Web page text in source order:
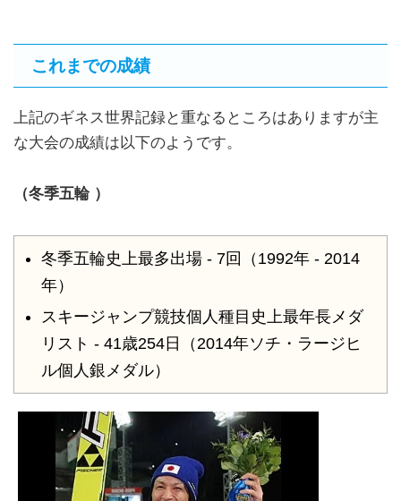
これまでの成績
上記のギネス世界記録と重なるところはありますが主
な大会の成績は以下のようです。
（冬季五輪 ）
冬季五輪史上最多出場 - 7回（1992年 - 2014
年）
スキージャンプ競技個人種目史上最年長メダ
リスト - 41歳254日（2014年ソチ・ラージヒ
ル個人銀メダル）